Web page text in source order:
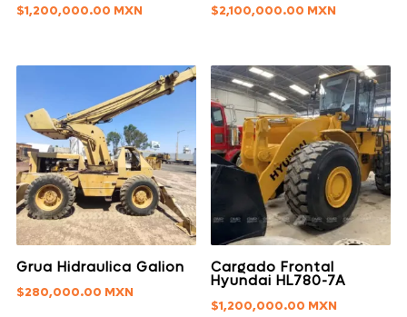
$1,200,000.00 $2,100,000.00
Grua Hidraulica Galion
$280,000.00
Cargado Frontal
Hyundai HL780-7A
$1,200,000.00